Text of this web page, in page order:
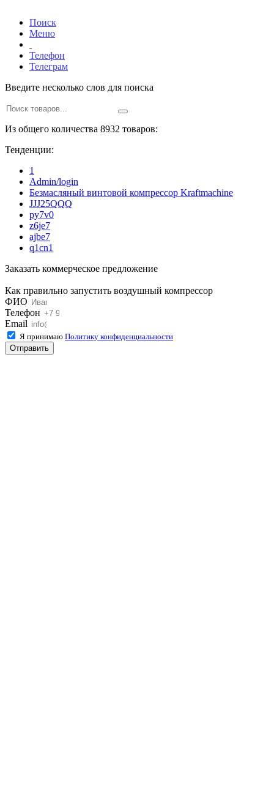
Поиск
Меню
Телефон
Телеграм
Введите несколько слов для поиска
Из общего количества 8932 товаров:
Тенденции:
1
Admin/login
Безмасляный винтовой компрессор Kraftmaсhine
JJJ25QQQ
py7v0
z6je7
ajbe7
q1cn1
Заказать коммерческое предложение
Как правильно запустить воздушный компрессор
ФИО
Телефон
Email
Я принимаю Политику конфиденциальности
Отправить